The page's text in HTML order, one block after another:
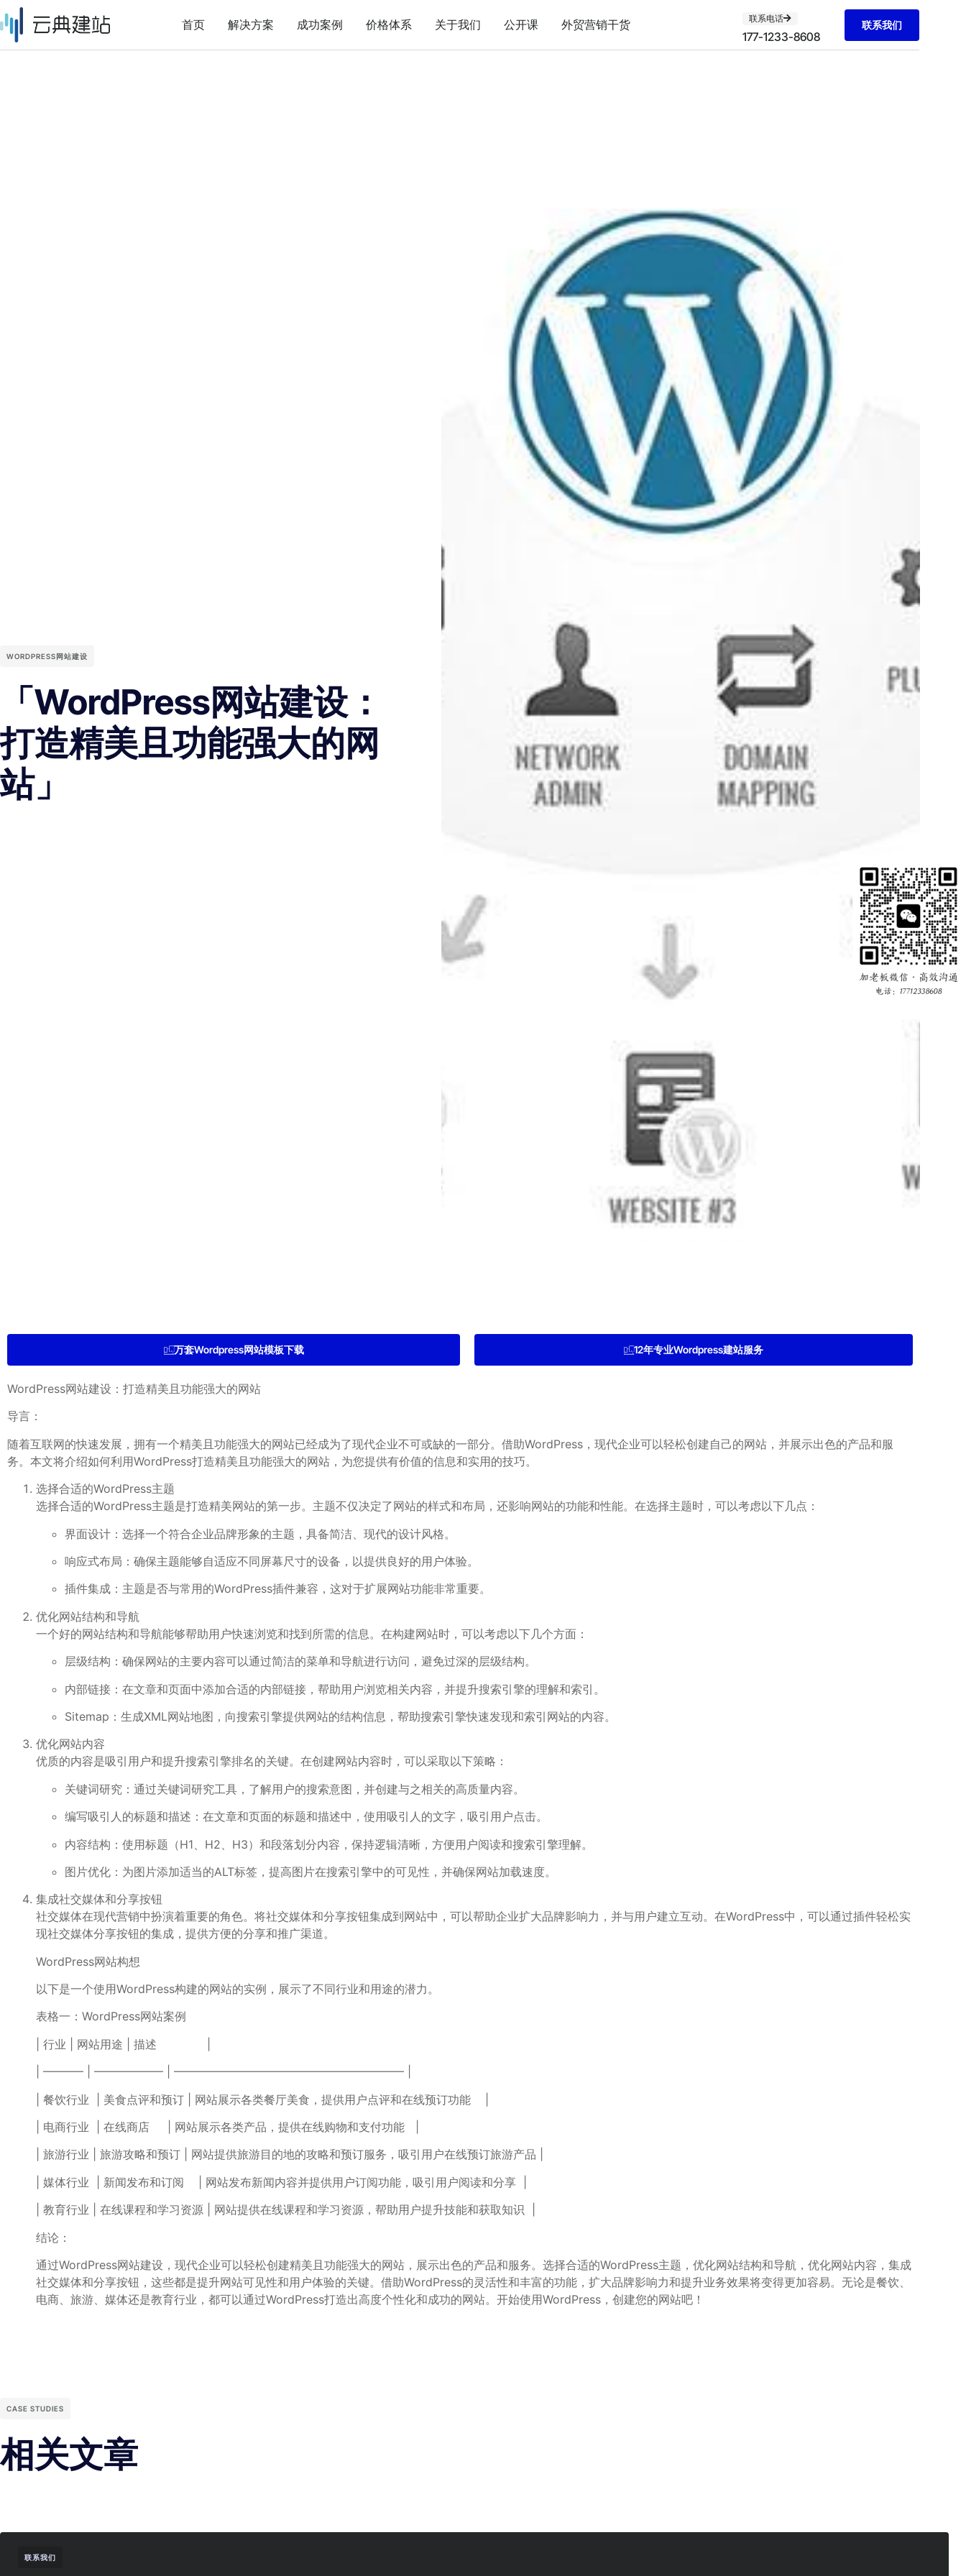
首页 解决方案 成功案例 价格体系 关于我们 公开课 外贸营销干货 联系电话
177-1233-8608
联系我们
WORDPRESS网站建设
「WordPress网站建设：
打造精美且功能强大的网
站」
万套Wordpress网站模板下载 12年专业Wordpress建站服务
WordPress网站建设：打造精美且功能强大的网站
导言：
随着互联网的快速发展，拥有一个精美且功能强大的网站已经成为了现代企业不可或缺的一部分。借助WordPress，现代企业可以轻松创建自己的网站，并展示出色的产品和服
务。本文将介绍如何利用WordPress打造精美且功能强大的网站，为您提供有价值的信息和实用的技巧。
选择合适的WordPress主题
选择合适的WordPress主题是打造精美网站的第一步。主题不仅决定了网站的样式和布局，还影响网站的功能和性能。在选择主题时，可以考虑以下几点：
界面设计：选择一个符合企业品牌形象的主题，具备简洁、现代的设计风格。
响应式布局：确保主题能够自适应不同屏幕尺寸的设备，以提供良好的用户体验。
插件集成：主题是否与常用的WordPress插件兼容，这对于扩展网站功能非常重要。
优化网站结构和导航
一个好的网站结构和导航能够帮助用户快速浏览和找到所需的信息。在构建网站时，可以考虑以下几个方面：
层级结构：确保网站的主要内容可以通过简洁的菜单和导航进行访问，避免过深的层级结构。
内部链接：在文章和页面中添加合适的内部链接，帮助用户浏览相关内容，并提升搜索引擎的理解和索引。
Sitemap：生成XML网站地图，向搜索引擎提供网站的结构信息，帮助搜索引擎快速发现和索引网站的内容。
优化网站内容
优质的内容是吸引用户和提升搜索引擎排名的关键。在创建网站内容时，可以采取以下策略：
关键词研究：通过关键词研究工具，了解用户的搜索意图，并创建与之相关的高质量内容。
编写吸引人的标题和描述：在文章和页面的标题和描述中，使用吸引人的文字，吸引用户点击。
内容结构：使用标题（H1、H2、H3）和段落划分内容，保持逻辑清晰，方便用户阅读和搜索引擎理解。
图片优化：为图片添加适当的ALT标签，提高图片在搜索引擎中的可见性，并确保网站加载速度。
集成社交媒体和分享按钮
社交媒体在现代营销中扮演着重要的角色。将社交媒体和分享按钮集成到网站中，可以帮助企业扩大品牌影响力，并与用户建立互动。在WordPress中，可以通过插件轻松实
现社交媒体分享按钮的集成，提供方便的分享和推广渠道。
WordPress网站构想
以下是一个使用WordPress构建的网站的实例，展示了不同行业和用途的潜力。
表格一：WordPress网站案例
| 行业 | 网站用途 | 描述 ⁤ ​ ​ ⁣ ⁤ ‌⁢ ⁤ ⁢ ​ ‍ ‍ ‌ ⁤ |
| ———– | —————— | ———————————————————— |
| ⁤餐饮行业 ⁢ | 美食点评和预订 ⁤| 网站展示各类餐厅美食，提供用户点评和在线预订功能 ‌ ​ ⁢ |
| 电商行业 ⁢ | 在线商店 ‌ ‍ ⁢ ⁣ | 网站展示各类产品，提供在线购物和支付功能 ‍ ‍ |
| 旅游行业 | 旅游攻略和预订⁤ | 网站提供旅游目的地的攻略和预订服务，吸引用户在线预订旅游产品 |
|​ 媒体行业 ⁢ | 新闻发布和订阅 ​ ‌ ‍ | 网站发布新闻内容并提供用户订阅功能，吸引用户阅读和分享 ‌ |
| 教育行业 | 在线课程和学习资源 | 网站提供在线课程和学习资源，帮助用户提升技能和获取知识 ⁢ |
结论：
通过WordPress网站建设，现代企业可以轻松创建精美且功能强大的网站，展示出色的产品和服务。选择合适的WordPress主题，优化网站结构和导航，优化网站内容，集成
社交媒体和分享按钮，这些都是提升网站可见性和用户体验的关键。借助WordPress的灵活性和丰富的功能，扩大品牌影响力和提升业务效果将变得更加容易。无论是餐饮、
电商、旅游、媒体还是教育行业，都可以通过WordPress打造出高度个性化和成功的网站。开始使用WordPress，创建您的网站吧！
CASE STUDIES
相关文章
联系我们